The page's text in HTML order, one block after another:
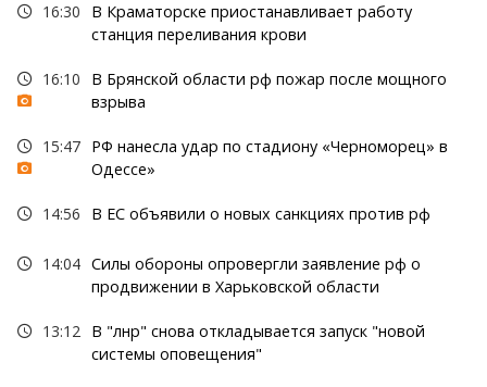
16:30
В Краматорске приостанавливает работу
станция переливания крови
16:10
В Брянской области рф пожар после мощного
взрыва
15:47 РФ нанесла удар по стадиону «Черноморец» в
Одессе»
14:56 В ЕС объявили о новых санкциях против рф
14:04 Силы обороны опровергли заявление рф о
продвижении в Харьковской области
13:12 В "лнр" снова откладывается запуск "новой
системы оповещения"